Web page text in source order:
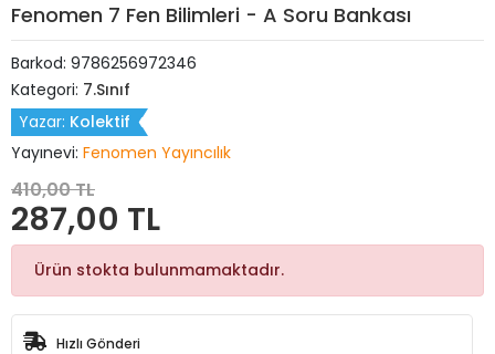
Fenomen 7 Fen Bilimleri - A Soru Bankası
Barkod: 9786256972346
Kategori: 7.Sınıf
Yazar: Kolektif
Yayınevi: Fenomen Yayıncılık
410,00 TL
287,00 TL
Ürün stokta bulunmamaktadır.
Hızlı Gönderi